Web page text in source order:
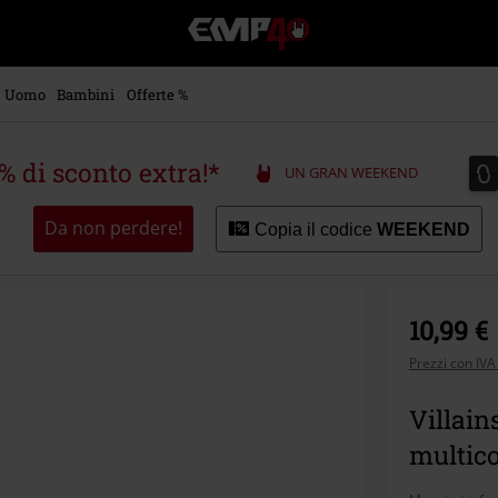
EMP
-
Musica,
Videogame
-
Abbigliamento
Uomo Bambini Offerte %
di sconto extra!* UN GRAN WEEKEND 0
0
Da non perdere! Copia il codice WEEKEND
10,99 €
Prezzi con